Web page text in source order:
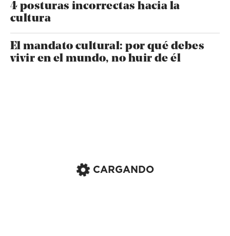
4 posturas incorrectas hacia la
cultura
El mandato cultural: por qué debes
vivir en el mundo, no huir de él
CARGANDO